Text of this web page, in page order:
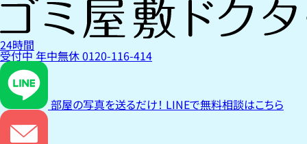
24時間
受付中年中無休0120-116-414
部屋の写真を送るだけ！ LINEで無料相談はこちら